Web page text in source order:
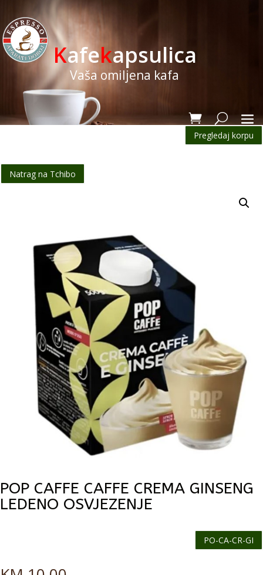
Kafekapsulica
Vaša omiljena kafa
Pregledaj korpu
Natrag na Tchibo
POP CAFFE CAFFE CREMA GINSENG
LEDENO OSVJEZENJE
PO-CA-CR-GI